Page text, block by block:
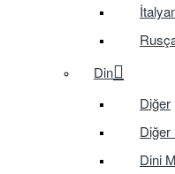
Din
Diğer
Diğer
Dini